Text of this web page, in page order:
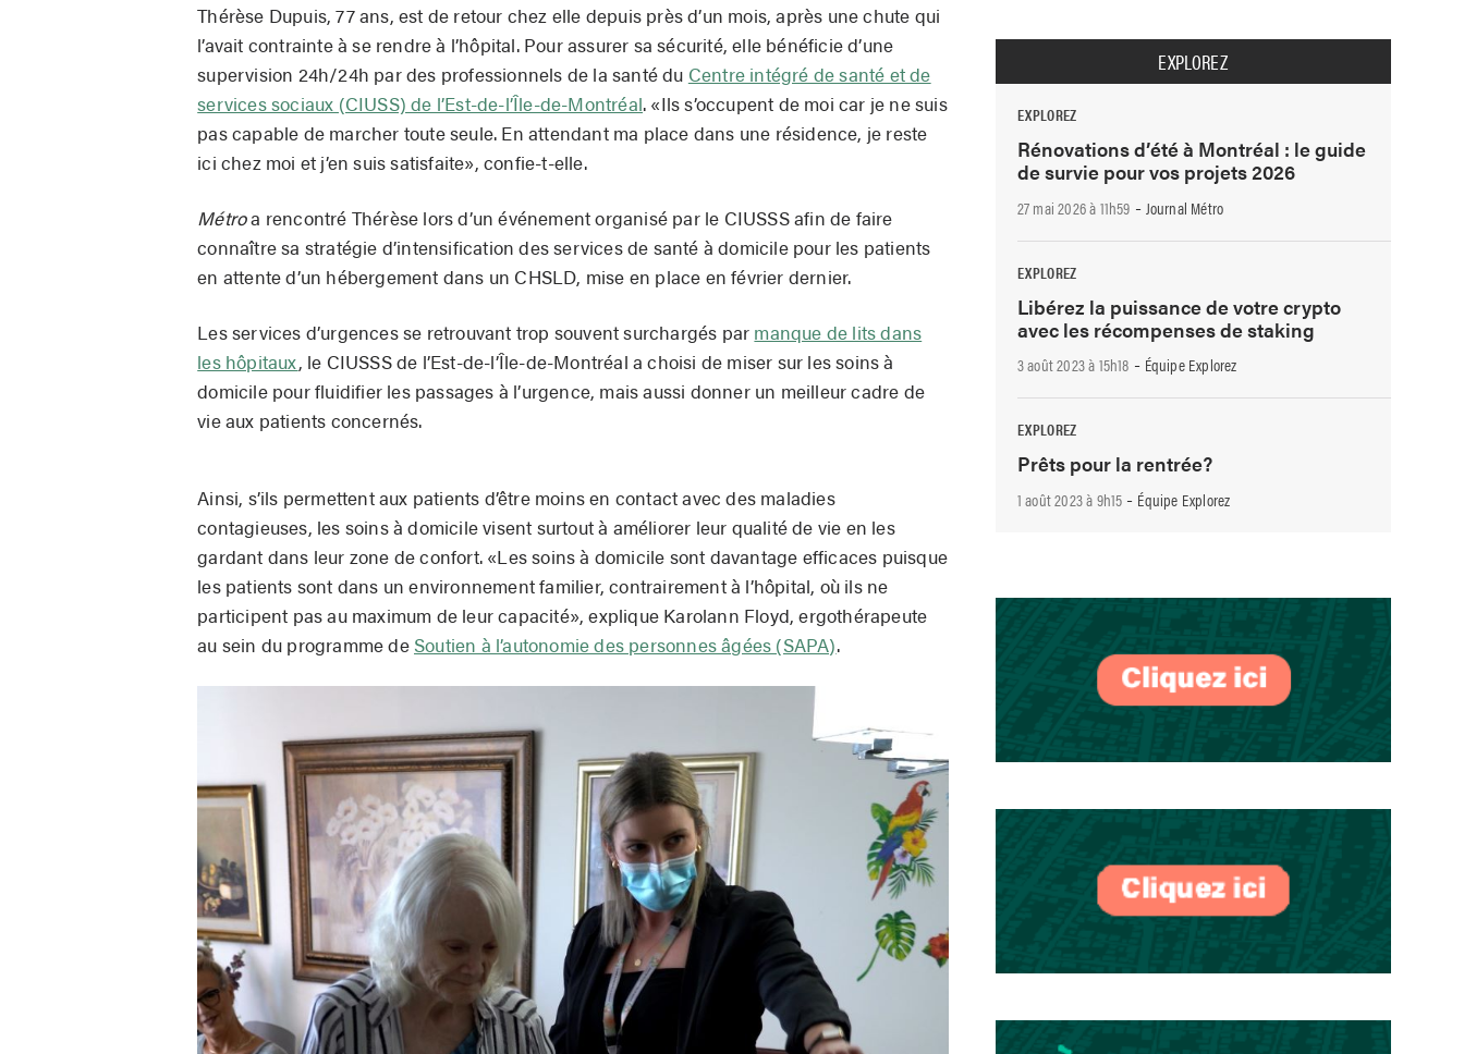
Thérèse Dupuis, 77 ans, est de retour chez elle depuis près d’un mois, après une chute qui
l’avait contrainte à se rendre à l’hôpital. Pour assurer sa sécurité, elle bénéficie d’une
supervision 24h/24h par des professionnels de la santé du Centre intégré de santé et de
services sociaux (CIUSS) de l’Est-de-l’Île-de-Montréal. «Ils s’occupent de moi car je ne suis
pas capable de marcher toute seule. En attendant ma place dans une résidence, je reste
ici chez moi et j’en suis satisfaite», confie-t-elle.
Métroa rencontré Thérèse lors d’un événement organisé par le CIUSSS afin de faire
connaître sa stratégie d’intensification des services de santé à domicile pour les patients
en attente d’un hébergement dans un CHSLD, mise en place en février dernier.
Les services d’urgences se retrouvant trop souvent surchargés par manque de lits dans
les hôpitaux, le CIUSSS de l’Est-de-l’Île-de-Montréal a choisi de miser sur les soins à
domicile pour fluidifier les passages à l’urgence, mais aussi donner un meilleur cadre de
vie aux patients concernés.
Ainsi, s’ils permettent aux patients d’être moins en contact avec des maladies
contagieuses, les soins à domicile visent surtout à améliorer leur qualité de vie en les
gardant dans leur zone de confort. «Les soins à domicile sont davantage efficaces puisque
les patients sont dans un environnement familier, contrairement à l’hôpital, où ils ne
participent pas au maximum de leur capacité», explique Karolann Floyd, ergothérapeute
au sein du programme de Soutien à l’autonomie des personnes âgées (SAPA).
EXPLOREZ
EXPLOREZ
Rénovations d’été à Montréal : le guide
de survie pour vos projets 2026
27 mai 2026 à 11h59 - Journal Métro
EXPLOREZ
Libérez la puissance de votre crypto
avec les récompenses de staking
3 août 2023 à 15h18 - Équipe Explorez
EXPLOREZ
Prêts pour la rentrée?
1 août 2023 à 9h15 - Équipe Explorez